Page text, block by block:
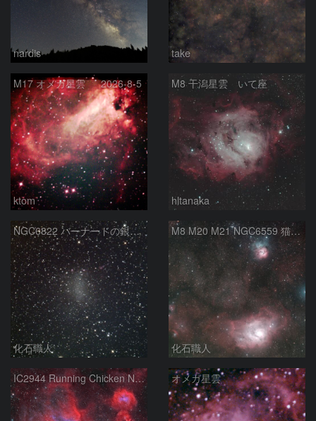
nardis take
M17 オメガ星雲 2026-8-5
ktom
M8 干潟星雲 いて座
hltanaka
NGC6822 バーナードの銀河 いて座
化石職人
M8 M20 M21 NGC6559 猫の手星雲 いて座
化石職人
IC2944 Running Chicken Nebula オメガ星雲